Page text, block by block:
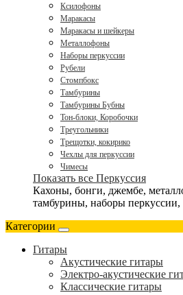
Ксилофоны
Маракасы
Маракасы и шейкеры
Металлофоны
Наборы перкуссии
Рубели
Стомпбокс
Тамбурины
Тамбурины Бубны
Тон-блоки, Коробочки
Треугольники
Трещотки, кокирико
Чехлы для перкуссии
Чимесы
Показать все Перкуссия
Кахоны, бонги, джембе,
тамбурины, наборы перкуссии,
Категории
Гитары
Акустические гитары
Электро-акустические
Классические гитары